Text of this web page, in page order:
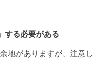
する必要がある
地がありますが、注意し